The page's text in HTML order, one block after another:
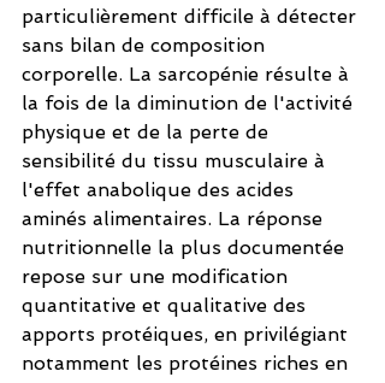
particulièrement difficile à détecter
sans bilan de composition
corporelle. La sarcopénie résulte à
la fois de la diminution de l'activité
physique et de la perte de
sensibilité du tissu musculaire à
l'effet anabolique des acides
aminés alimentaires. La réponse
nutritionnelle la plus documentée
repose sur une modification
quantitative et qualitative des
apports protéiques, en privilégiant
notamment les protéines riches en